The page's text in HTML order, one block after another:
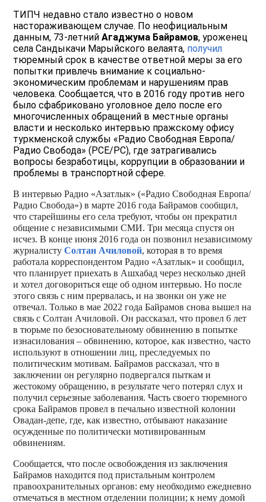
ТИПЧ недавно стало известно о новом
настораживающем случае. По неофициальным
данным, 73-летний Агаджума Байрамов, уроженец
села Сандыкачи Марыйского велаята, получил
тюремный срок в качестве ответной меры за его
попытки привлечь внимание к социально-
экономическим проблемам и нарушениям прав
человека. Сообщается, что в 2016 году против него
было сфабриковано уголовное дело после его
многочисленных обращений в местные органы
власти и несколько интервью пражскому офису
туркменской службы «Радио Свободная Европа/
Радио Свобода» (РСЕ/РС), где затрагивались
вопросы безработицы, коррупции в образовании и
проблемы в транспортной сфере.
В интервью Радио «Азатлык» («Радио Свободная Европа/
Радио Свобода») в марте 2016 года Байрамов сообщил,
что старейшины его села требуют, чтобы он прекратил
общение с независимыми СМИ. Три месяца спустя он
исчез. В конце июня 2016 года он позвонил независимому
журналисту Солтан Ачиловой, которая в то время
работала корреспондентом Радио «Азатлык» и сообщил,
что планирует приехать в Ашхабад через несколько дней
и хотел договориться еще об одном интервью. Но после
этого связь с ним прервалась, и на звонки он уже не
отвечал. Только в мае 2022 года Байрамов снова вышел на
связь с Солтан Ачиловой. Он рассказал, что провел 6 лет
в тюрьме по безосновательному обвинению в попытке
изнасилования – обвинению, которое, как известно, часто
используют в отношении лиц, преследуемых по
политическим мотивам. Байрамов рассказал, что в
заключении он регулярно подвергался пыткам и
жестокому обращению, в результате чего потерял слух и
получил серьезные заболевания. Часть своего тюремного
срока Байрамов провел в печально известной колонии
Овадан-депе, где, как известно, отбывают наказание
осужденные по политически мотивированным
обвинениям.
Сообщается, что после освобождения из заключения
Байрамов находится под пристальным контролем
правоохранительных органов: ему необходимо ежедневно
отмечаться в местном отделении полиции; к нему домой